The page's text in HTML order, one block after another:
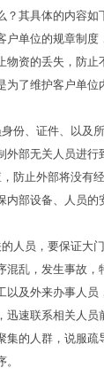
？其具体的内容如
户单位的规章制
物资的丢失，防
了维护客户单位
份、证件、以及
部无关人员进行
防止外部将没有
内部设备、人员的
人员，要保证大
混乱，发生事故
以及外来办事人员
迅速联系相关人员
集的人群，说服疏